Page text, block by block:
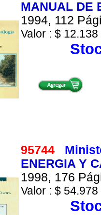
MANUAL DE
1994, 112
Valor : $
95744
ENERGIA Y
1998, 176
Valor : $